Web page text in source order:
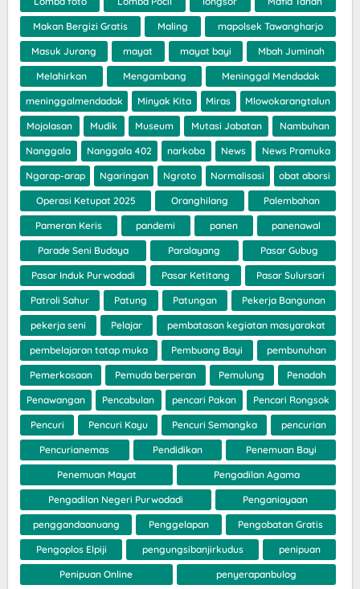
Makan Bergizi Gratis Maling mapolsek Tawangharjo
Masuk Jurang mayat mayat bayi Mbah Juminah
Melahirkan Mengambang Meninggal Mendadak
meninggalmendadak Minyak Kita Miras Mlowokarangtalun
Mojolasan Mudik Museum Mutasi Jabatan Nambuhan
Nanggala Nanggala 402 narkoba News News Pramuka
Ngarap-arap Ngaringan Ngroto Normalisasi obat aborsi
Operasi Ketupat 2025 Oranghilang Palembahan
Pameran Keris pandemi panen panenawal
Parade Seni Budaya Paralayang Pasar Gubug
Pasar Induk Purwodadi Pasar Ketitang Pasar Sulursari
Patroli Sahur Patung Patungan Pekerja Bangunan
pekerja seni Pelajar pembatasan kegiatan masyarakat
pembelajaran tatap muka Pembuang Bayi pembunuhan
Pemerkosaan Pemuda berperan Pemulung Penadah
Penawangan Pencabulan pencari Pakan Pencari Rongsok
Pencuri Pencuri Kayu Pencuri Semangka pencurian
Pencurianemas Pendidikan Penemuan Bayi
Penemuan Mayat Pengadilan Agama
Pengadilan Negeri Purwodadi Penganiayaan
penggandaanuang Penggelapan Pengobatan Gratis
Pengoplos Elpiji pengungsibanjirkudus penipuan
Penipuan Online penyerapanbulog